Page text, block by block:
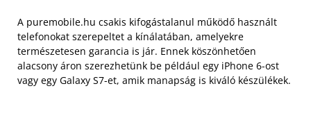
A puremobile.hu csakis kifogástalanul működő használt
telefonokat szerepeltet a kínálatában, amelyekre
természetesen garancia is jár. Ennek köszönhetően
alacsony áron szerezhetünk be például egy iPhone 6-ost
vagy egy Galaxy S7-et, amik manapság is kiváló készülékek.